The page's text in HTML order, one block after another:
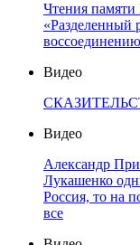
Чтения
«Разделенный
Видео
Видео
Александр
Лукашенко
Россия, то на
все